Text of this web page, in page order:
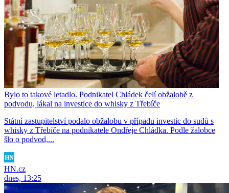
Bylo to takové letadlo. Podnikatel Chládek čelí obžalobě z
podvodu, lákal na investice do whisky z Třebíče
Státní zastupitelství podalo obžalobu v případu investic do sudů s
whisky z Třebíče na podnikatele Ondřeje Chládka. Podle žalobce
šlo o podvod,...
HN.cz
dnes, 13:25